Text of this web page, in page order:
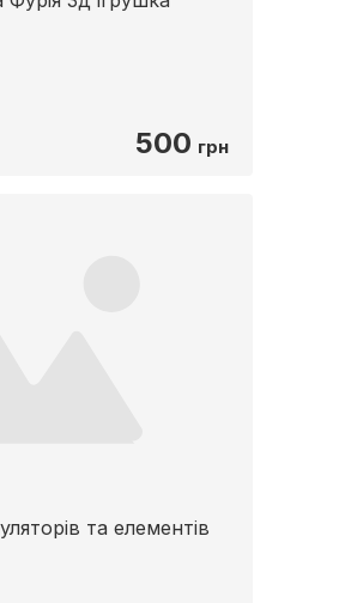
500 грн
та елементів